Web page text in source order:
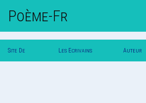
Poème-Fr
Site De Les Ecrivains Auteur